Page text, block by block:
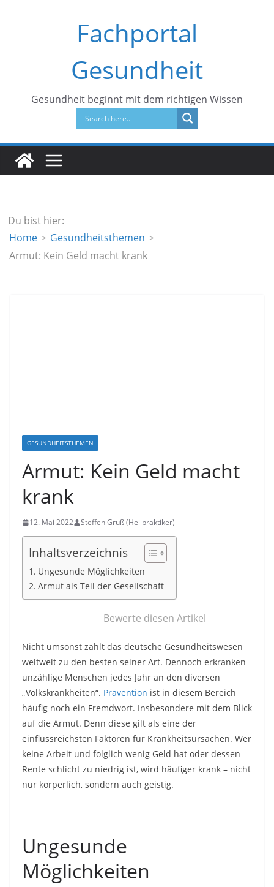
Fachportal
Gesundheit
Gesundheit beginnt mit dem richtigen Wissen
Du bist hier:
Home
Gesundheitsthemen
Armut: Kein Geld macht krank
GESUNDHEITSTHEMEN
Armut: Kein Geld macht
krank
12. Mai 2022 Steffen Gruß (Heilpraktiker)
Inhaltsverzeichnis
Ungesunde Möglichkeiten
Armut als Teil der Gesellschaft
Bewerte diesen Artikel
Nicht umsonst zählt das deutsche Gesundheitswesen
weltweit zu den besten seiner Art. Dennoch erkranken
unzählige Menschen jedes Jahr an den diversen
„Volkskrankheiten“. Prävention ist in diesem Bereich
häufig noch ein Fremdwort. Insbesondere mit dem Blick
auf die Armut. Denn diese gilt als eine der
einflussreichsten Faktoren für Krankheitsursachen. Wer
keine Arbeit und folglich wenig Geld hat oder dessen
Rente schlicht zu niedrig ist, wird häufiger krank – nicht
nur körperlich, sondern auch geistig.
Ungesunde
Möglichkeiten